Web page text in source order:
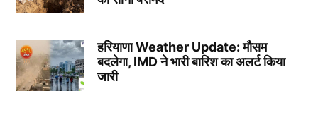
हरियाणा Weather Update: मौसम
बदलेगा, IMD ने भारी बारिश का अलर्ट किया
जारी